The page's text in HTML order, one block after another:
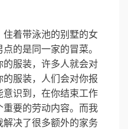
着带泳池的别墅的女
的是同一家的冒菜。
服装，许多人就会对
服装，人们会对你报
识到，在你结束工作
要的劳动内容。而我
决了很多额外的家务